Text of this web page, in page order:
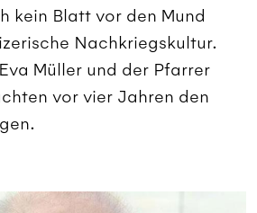
kein Blatt vor den Mund
Nachkriegskultur.
Müller und der Pfarrer
vor vier Jahren den